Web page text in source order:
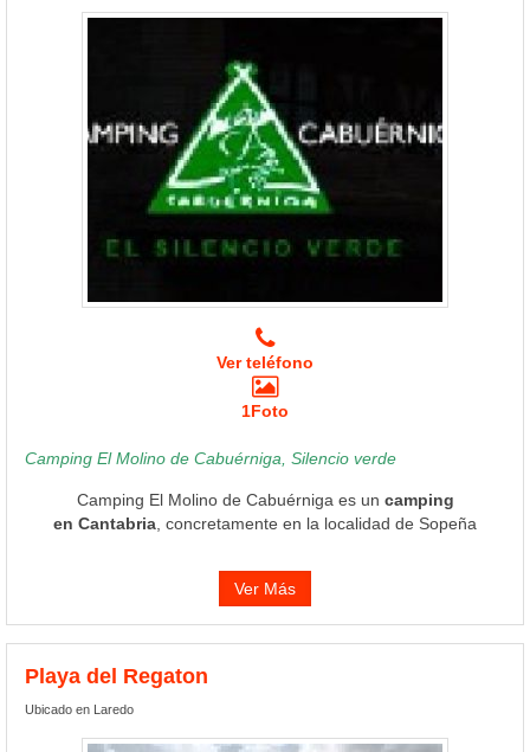
Ver teléfono
1Foto
Camping El Molino de Cabuérniga, Silencio verde
Camping El Molino de Cabuérniga es un camping
en Cantabria , concretamente en la localidad de Sopeña
Ver Más
Playa del Regaton
Ubicado en Laredo